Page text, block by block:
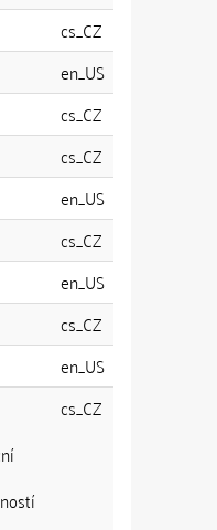
cs_CZ
en_US
cs_CZ
cs_CZ
en_US
cs_CZ
en_US
cs_CZ
en_US
cs_CZ